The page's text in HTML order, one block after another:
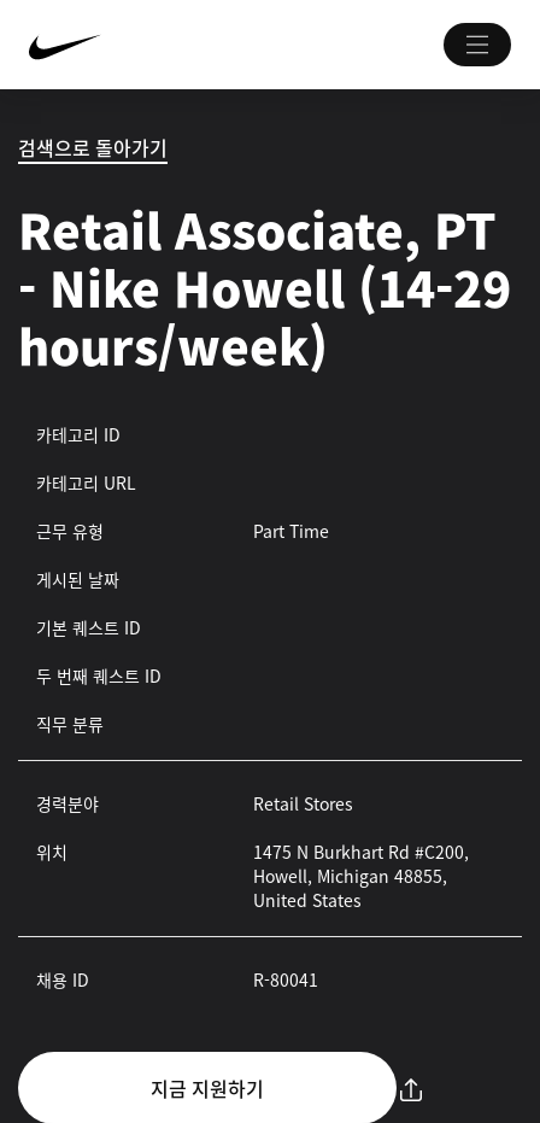
검색으로 돌아가기
Retail Associate, PT
- Nike Howell (14-29
hours/week)
카테고리 ID
카테고리 URL
근무 유형
Part Time
게시된 날짜
기본 퀘스트 ID
두 번째 퀘스트 ID
직무 분류
경력분야
Retail Stores
위치
1475 N Burkhart Rd #C200,
Howell, Michigan 48855,
United States
채용 ID R-80041
지금 지원하기